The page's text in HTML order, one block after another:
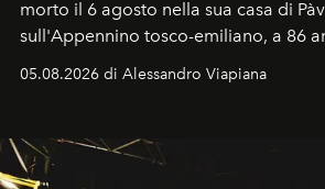
morto il 6 agosto nella sua casa di
sull'Appennino tosco-emiliano, a 86
05.08.2026 di Alessandro Viapiana